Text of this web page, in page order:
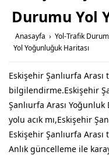
Durumu Yol
Anasayfa › Yol-Trafik
Yol Yoğunluğuk Haritası
Eskişehir Şanlıurfa
bilgilendirme.Eskişehir
Şanlıurfa Arası
yolu acık mı,Eskişehir
Eskişehir Şanlıurfa
Anlık güncelleme ile